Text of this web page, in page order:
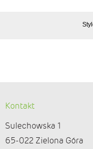
Kontakt
Sulechowska 1
65-022 Zielona Góra